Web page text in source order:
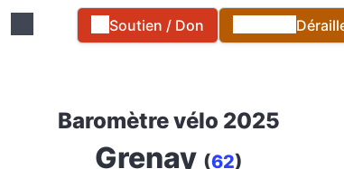
Soutien / Don
Baromètre vélo 2025
Grenay (62)